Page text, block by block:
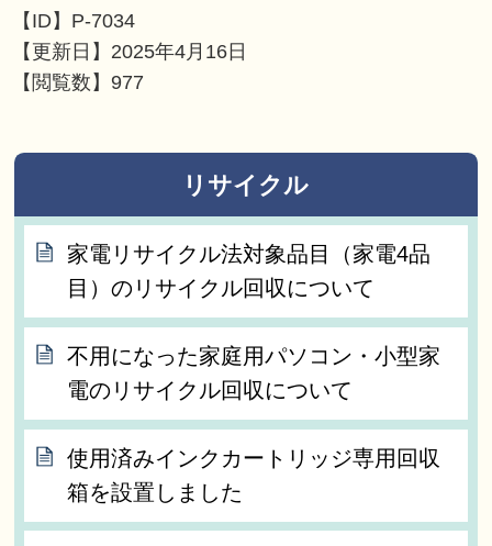
【ID】 P-7034
【更新日】 2025年4月16日
【閲覧数】977
リサイクル
家電リサイクル法対象品目（家電4品
目）のリサイクル回収について
不用になった家庭用パソコン・小型家
電のリサイクル回収について
使用済みインクカートリッジ専用回収
箱を設置しました